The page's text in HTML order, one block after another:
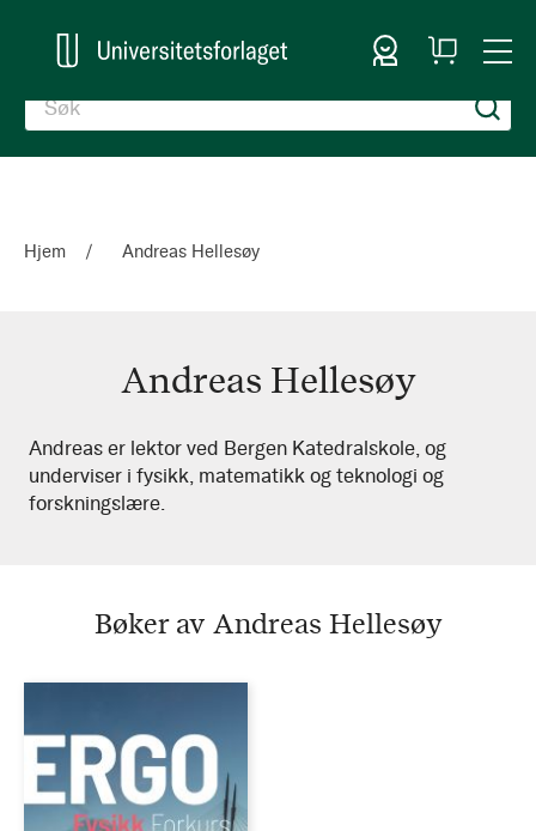
Logg inn
Handlekurv
Hjem Andreas Hellesøy
Andreas Hellesøy
Andreas
Hellesøy
Andreas er lektor ved Bergen Katedralskole, og
underviser i fysikk, matematikk og teknologi og
forskningslære.
Bøker av Andreas Hellesøy